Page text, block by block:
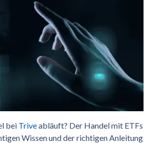
bei Triveabläuft? Der Handel mit ETFs
Wissen und der richtigen Anleitung